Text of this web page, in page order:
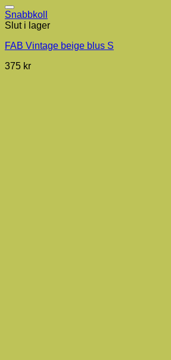
Snabbkoll
Slut i lager
FAB Vintage beige blus S
375 kr